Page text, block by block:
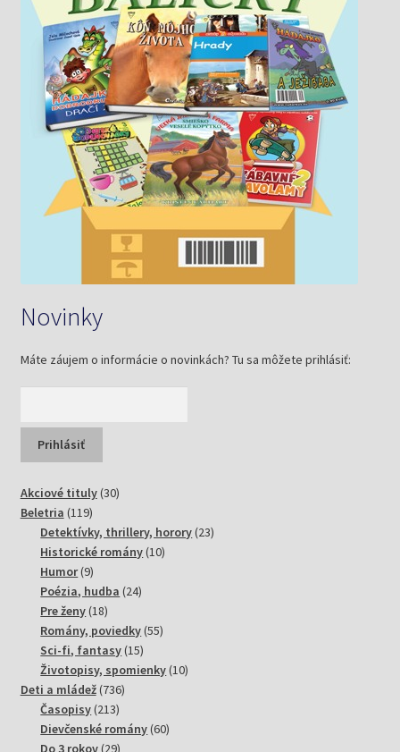
Novinky
Máte záujem o informácie o novinkách? Tu sa môžete prihlásiť:
Akciové tituly 3030
Beletria 119119
produktov
Detektívky, thrillery, horory 2323
Historické romány 1010
Humor 99
produktov
Poézia, hudba 2424
Pre ženy 1818
produktov
Romány, poviedky 5555
Sci-fi, fantasy 1515
produktov
Životopisy, spomienky 1010
Deti a mládež 736736
Časopisy 213213
produktov
Dievčenské romány 6060
Do 3 rokov 2929